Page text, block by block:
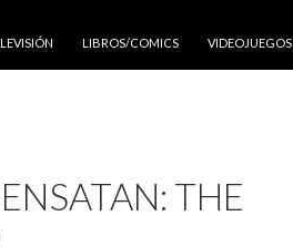
LIBROS/COMICS VIDEOJUEGOS
THE